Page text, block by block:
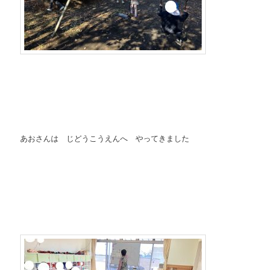
あおさんは じどうこうえんへ やってきました